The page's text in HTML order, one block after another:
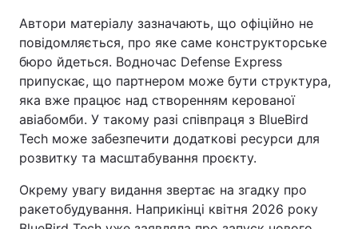
Автори матеріалу зазначають, що офіційно не
повідомляється, про яке саме конструкторське
бюро йдеться. Водночас Defense Express
припускає, що партнером може бути структура,
яка вже працює над створенням керованої
авіабомби. У такому разі співпраця з BlueBird
Tech може забезпечити додаткові ресурси для
розвитку та масштабування проєкту.
Окрему увагу видання звертає на згадку про
ракетобудування. Наприкінці квітня 2026 року